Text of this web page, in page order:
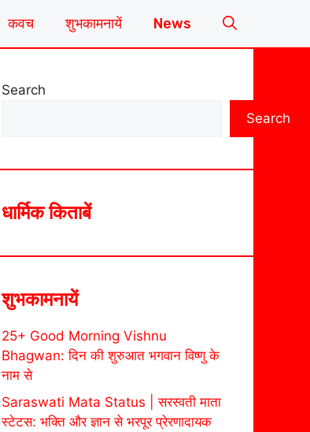
कवच शुभकामनायें News
Search
Search
धार्मिक किताबें
शुभकामनायें
25+ Good Morning Vishnu
Bhagwan: दिन की शुरुआत भगवान विष्णु के
नाम से
Saraswati Mata Status | सरस्वती माता
स्टेटस: भक्ति और ज्ञान से भरपूर प्रेरणादायक